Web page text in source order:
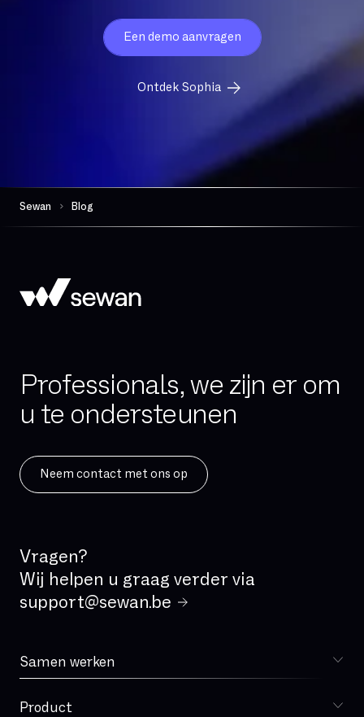
Een demo aanvragen
Ontdek Sophia
Sewan Blog
Professionals, we zijn er om
u te ondersteunen
Neem contact met ons op
Vragen?
Wij helpen u graag verder via
support@sewan.be
Samen werken
Product